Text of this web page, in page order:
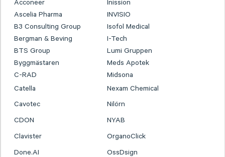
Acconeer
Inission
Ascelia Pharma
INVISIO
B3 Consulting Group
Isofol Medical
Bergman & Beving
I-Tech
BTS Group
Lumi Gruppen
Byggmästaren
Meds Apotek
C-RAD
Midsona
Catella
Nexam Chemical
Cavotec
Nilörn
CDON
NYAB
Clavister
OrganoClick
Done.AI
OssDsign